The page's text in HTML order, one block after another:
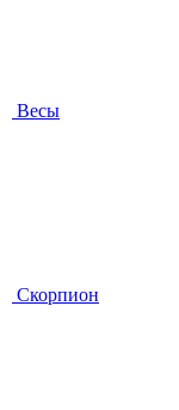
Весы
Скорпион